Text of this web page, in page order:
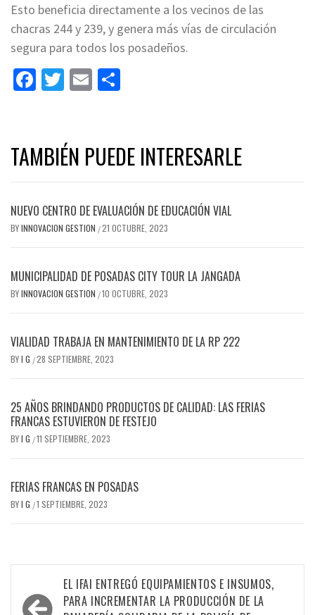
Esto beneficia directamente a los vecinos de las
chacras 244 y 239, y genera más vías de circulación
segura para todos los posadeños.
Facebook
Twitter
Email
TAMBIÉN PUEDE INTERESARLE
NUEVO CENTRO DE EVALUACIÓN DE EDUCACIÓN VIAL
BYINNOVACION GESTION /21 OCTUBRE, 2023
MUNICIPALIDAD DE POSADAS CITY TOUR LA JANGADA
BYINNOVACION GESTION /10 OCTUBRE, 2023
VIALIDAD TRABAJA EN MANTENIMIENTO DE LA RP 222
BYI G /28 SEPTIEMBRE, 2023
25 AÑOS BRINDANDO PRODUCTOS DE CALIDAD: LAS FERIAS
FRANCAS ESTUVIERON DE FESTEJO
BYI G /11 SEPTIEMBRE, 2023
FERIAS FRANCAS EN POSADAS
BYI G /1 SEPTIEMBRE, 2023
Navegación
de
EL IFAI ENTREGÓ EQUIPAMIENTOS E INSUMOS,
PARA INCREMENTAR LA PRODUCCIÓN DE LA